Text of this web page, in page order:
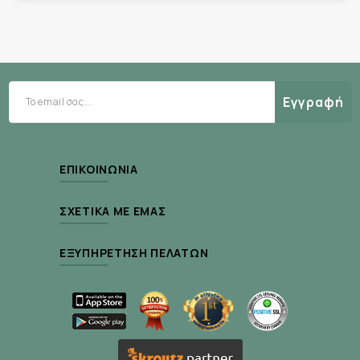
Οδηγίες Χρήσης:
επικεντρωθείτε σε περιοχές με ανησυχίες και
Ξεκινήστε 1–2 φορές την εβδομάδα και αυξήστε
έκθεση στον ήλιο και χρησιμοποιήστε αντηλιακό
κατά τη διάρκεια της ημέρας.
Εγγραφή
ΕΠΙΚΟΙΝΩΝΊΑ
ΣΧΕΤΙΚΆ ΜΕ ΕΜΆΣ
ΕΞΥΠΗΡΈΤΗΣΗ ΠΕΛΑΤΏΝ